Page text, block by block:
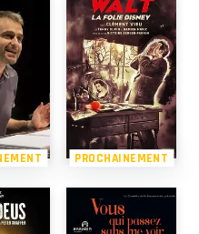
PROCHAINEMENT